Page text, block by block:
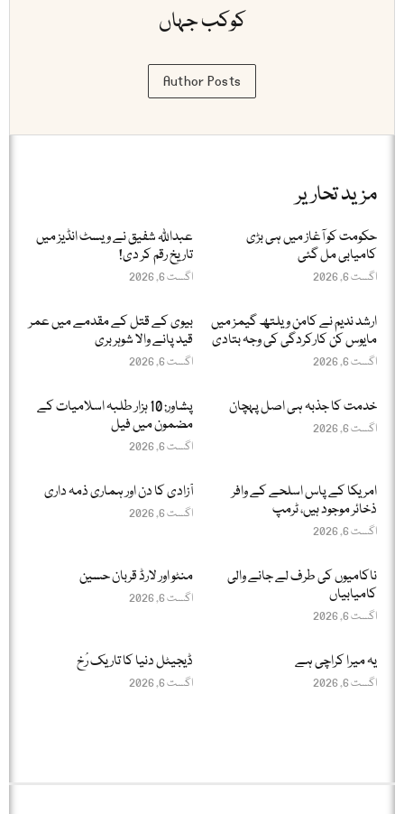
کوکب جہاں
Author Posts
مزید تحاریر
حکومت کو آغاز میں ہی بڑی
کامیابی مل گئی
اگست 6, 2026
عبداللّٰہ شفیق نے ویسٹ انڈیز میں
تاریخ رقم کر دی!
اگست 6, 2026
ارشد ندیم نے کامن ویلتھ گیمز میں
مایوس کن کارکردگی کی وجہ بتادی
اگست 6, 2026
بیوی کے قتل کے مقدمے میں عمر
قید پانے والا شوہر بری
اگست 6, 2026
خدمت کا جذبہ ہی اصل پہچان
اگست 6, 2026
پشاور: 10 ہزار طلبہ اسلامیات کے
مضمون میں فیل
اگست 6, 2026
امریکا کے پاس اسلحے کے وافر
ذخائر موجود ہیں، ٹرمپ
اگست 6, 2026
آزادی کا دن اور ہماری ذمہ داری
اگست 6, 2026
ناکامیوں کی طرف لے جانے والی
کامیابیاں
اگست 6, 2026
منٹو اور لارڈ قربان حسین
اگست 6, 2026
یہ میرا کراچی ہے
اگست 6, 2026
ڈیجیٹل دنیا کا تاریک رُخ
اگست 6, 2026